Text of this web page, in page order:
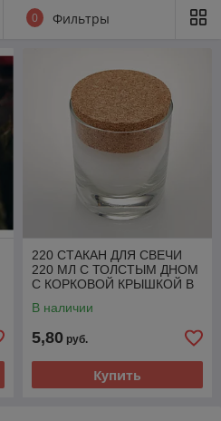
0 Фильтры
220 СТАКАН ДЛЯ СВЕЧИ
220 МЛ С ТОЛСТЫМ ДНОМ
С КОРКОВОЙ КРЫШКОЙ В
В наличии
5,80 руб.
Купить